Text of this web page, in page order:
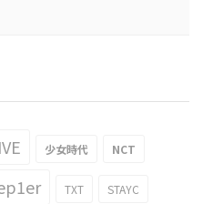
IVE 少女時代 NCT
TXT STAYC